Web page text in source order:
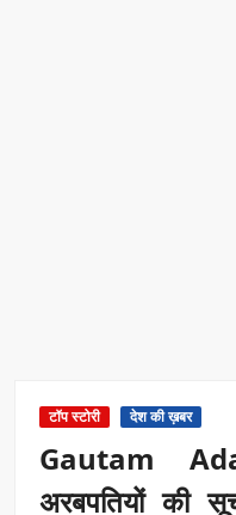
टॉप स्टोरी देश की ख़बर
Gautam
अरबपतियों की